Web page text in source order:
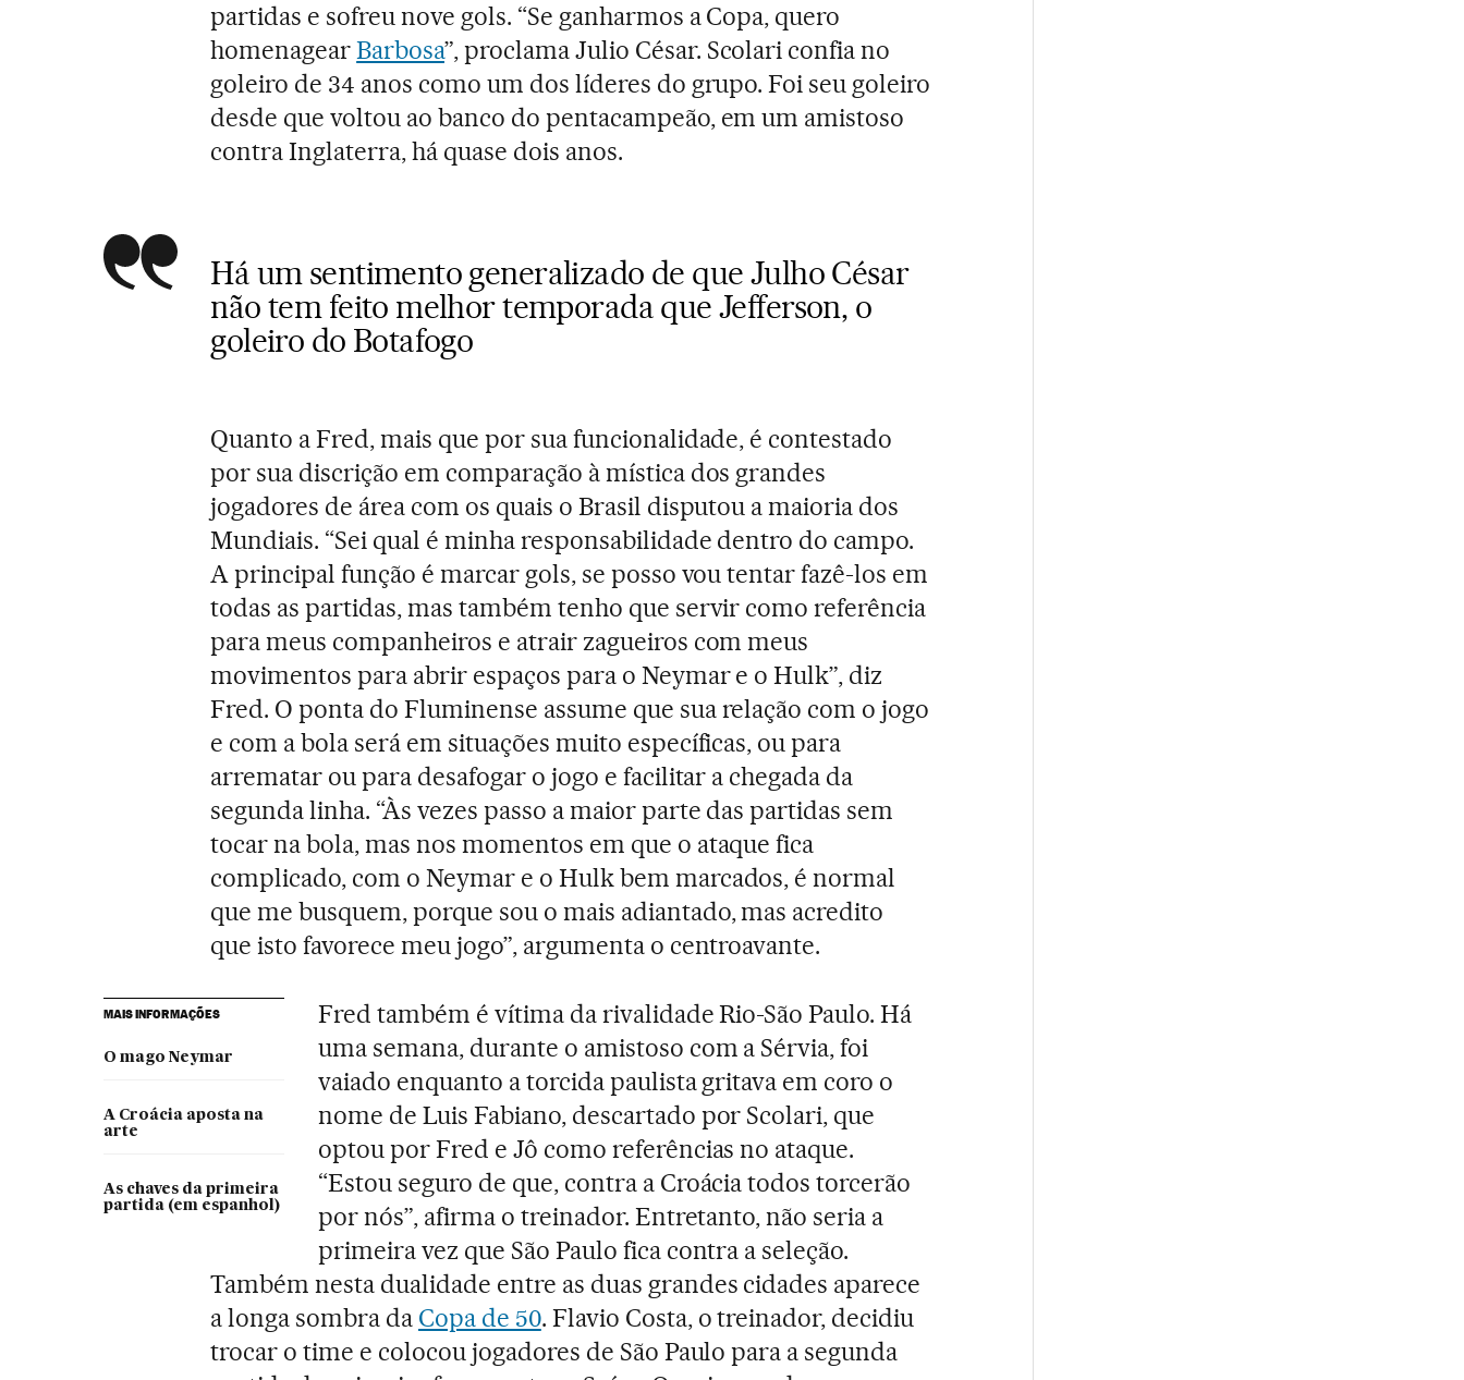
partidas e sofreu nove gols. “Se ganharmos a Copa, quero
homenagearBarbosa”, proclama Julio César. Scolari confia no
goleiro de 34 anos como um dos líderes do grupo. Foi seu goleiro
desde que voltou ao banco do pentacampeão, em um amistoso
contra Inglaterra, há quase dois anos.
Há um sentimento generalizado de que Julho César
não tem feito melhor temporada que Jefferson, o
goleiro do Botafogo
Quanto a Fred, mais que por sua funcionalidade, é contestado
por sua discrição em comparação à mística dos grandes
jogadores de área com os quais o Brasil disputou a maioria dos
Mundiais. “Sei qual é minha responsabilidade dentro do campo.
A principal função é marcar gols, se posso vou tentar fazê-los em
todas as partidas, mas também tenho que servir como referência
para meus companheiros e atrair zagueiros com meus
movimentos para abrir espaços para o Neymar e o Hulk”, diz
Fred. O ponta do Fluminense assume que sua relação com o jogo
e com a bola será em situações muito específicas, ou para
arrematar ou para desafogar o jogo e facilitar a chegada da
segunda linha. “Às vezes passo a maior parte das partidas sem
tocar na bola, mas nos momentos em que o ataque fica
complicado, com o Neymar e o Hulk bem marcados, é normal
que me busquem, porque sou o mais adiantado, mas acredito
que isto favorece meu jogo”, argumenta o centroavante.
MAIS INFORMAÇÕES
O mago Neymar
A Croácia aposta na
arte
As chaves da primeira
partida (em espanhol)
Fred também é vítima da rivalidade Rio-São Paulo. Há
uma semana, durante o amistoso com a Sérvia, foi
vaiado enquanto a torcida paulista gritava em coro o
nome de Luis Fabiano, descartado por Scolari, que
optou por Fred e Jô como referências no ataque.
“Estou seguro de que, contra a Croácia todos torcerão
por nós”, afirma o treinador. Entretanto, não seria a
primeira vez que São Paulo fica contra a seleção.
Também nesta dualidade entre as duas grandes cidades aparece
a longa sombra da Copa de 50. Flavio Costa, o treinador, decidiu
trocar o time e colocou jogadores de São Paulo para a segunda